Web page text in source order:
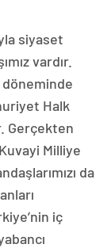
siyaset
vardır.
Halk
Gerçekten
Milliye
da
iç